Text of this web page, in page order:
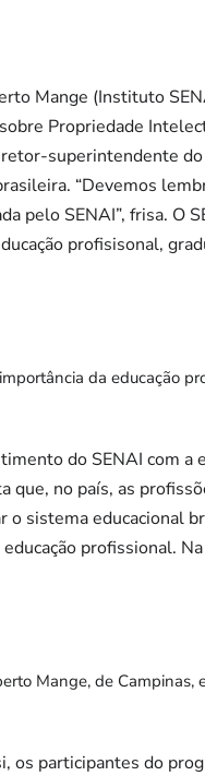
Mange (Instituto
Propriedade
superintendente do
“Devemos
pelo SENAI”, frisa. O
profisisonal,
da educação
do SENAI com a
que, no país, as
o sistema educacional
profissional.
Mange, de Campinas,
os participantes do